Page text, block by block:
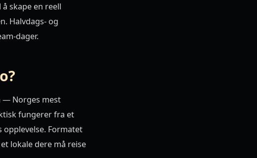
skape en reell
Halvdags- og
dager.
— Norges mest
fungerer fra et
opplevelse. Formatet
lokale dere må reise